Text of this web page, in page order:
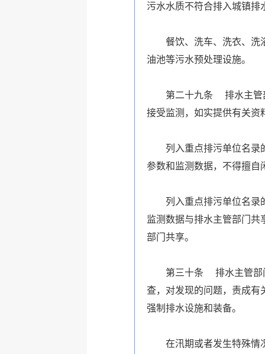
污水水质不符合排入城镇排
餐饮、洗车、洗衣、洗
油池等污水预处理设施。
第二十九条 排水主管
接受监测，如实提供有关资
列入重点排污单位名录
参数和监测数据，不得擅自
列入重点排污单位名录
监测数据与排水主管部门
部门共享。
第三十条 排水主管部
查，对发现的问题，责成有
强制排水设施和装备。
在汛期或者发生特殊情